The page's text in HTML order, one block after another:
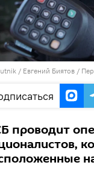
/ Евгений Биятов /
проводит